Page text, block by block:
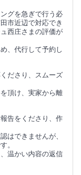
グを急ぎで行う必
市近辺で対応でき
西庄さまの評価が
、代行して予約し
ださり、スムーズ
頂け、実家から離
告をくださり、作
はできませんが、
。
温かい内容の返信